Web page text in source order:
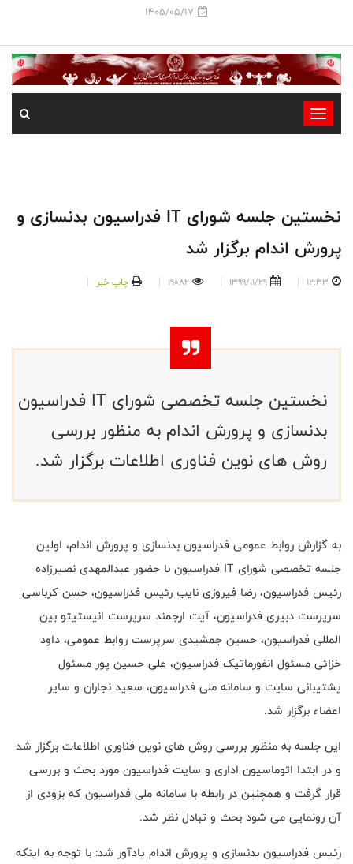
1405/05/17
-
-
نخستین جلسه شورای IT فدراسیون بدنسازی و
پرورش اندام برگزار شد
12:33
1399/11/29
19082 چاپ خبر
نخستین جلسه تخصصی شورای IT فدراسیون
بدنسازی و پرورش اندام به منظور بررسی
روش های نوین فناوری اطلاعات برگزار شد.
به گزارش روابط عمومی فدراسیون بدنسازی و پرورش اندام، اولین
جلسه تخصصی شورای IT فدراسیون با حضور عبدالمهدی نصیرزاده
رئیس فدراسیون، رضا فیروزی نایب رئیس فدراسیون، حسن کرباسی
سرپرست دبیری فدراسیون، آیت ارجمند سرپرست انیستیتو بین
المللی فدراسیون، حسین جمشیدی سرپرست روابط عمومی، داود
خزائی مسئول انفورماتیک فدراسیون، علی حسین پور مسئول
پشتیبانی سایت و سامانه ملی فدراسیون، سعید نجاران و سایر
اعضاء برگزار شد.
این جلسه به منظور بررسی روش های نوین فناوری اطلاعات برگزار شد
و در ابتدا اتوماسیون اداری و سایت فدراسیون مورد بحث و بررسی
قرار گرفت و همچنین در رابطه با سامانه ملی فدراسیون که بزودی از
آن رونمایی می شود بحث و تبادل نظر شد.
رئیس فدراسیون بدنسازی و پرورش اندام یادآور شد: با توجه به اینکه